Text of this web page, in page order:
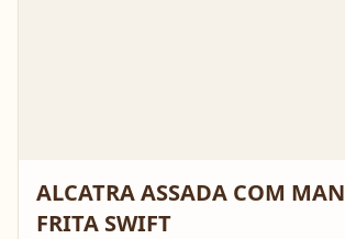
ALCATRA ASSADA COM
FRITA SWIFT